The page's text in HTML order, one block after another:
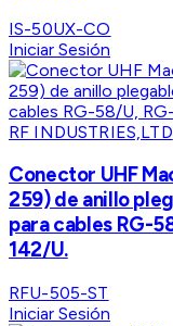
IS-50UX-CO
Iniciar Sesión
RF INDUSTRIES,LTD
Conector UHF
259) de anillo
para cables RG-
142/U.
RFU-505-ST
Iniciar Sesión